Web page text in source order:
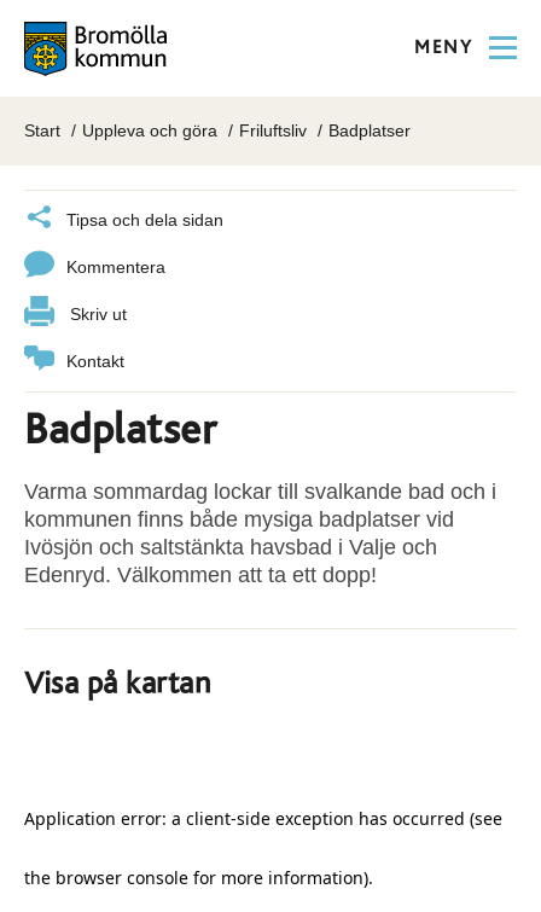
MENY
Start Uppleva och göra Friluftsliv Badplatser
Tipsa och dela sidan
Kommentera
Skriv ut
Kontakt
Badplatser
Varma sommardag lockar till svalkande bad och i
kommunen finns både mysiga badplatser vid
Ivösjön och saltstänkta havsbad i Valje och
Edenryd. Välkommen att ta ett dopp!
Visa på kartan